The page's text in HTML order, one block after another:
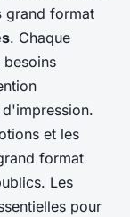
grand format
. Chaque
et les
format
Les
pour